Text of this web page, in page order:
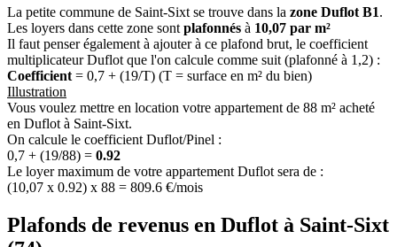
La petite commune de Saint-Sixt se trouve dans la zone Duflot B1.
Les loyers dans cette zone sont plafonnés à 10,07 par m²
Il faut penser également à ajouter à ce plafond brut, le coefficient
multiplicateur Duflot que l'on calcule comme suit (plafonné à 1,2) :
Coefficient = 0,7 + (19/T) (T = surface en m² du bien)
Illustration
Vous voulez mettre en location votre appartement de 88 m² acheté
en Duflot à Saint-Sixt.
On calcule le coefficient Duflot/Pinel :
0,7 + (19/88) = 0.92
Le loyer maximum de votre appartement Duflot sera de :
(10,07 x 0.92) x 88 = 809.6 €/mois
Plafonds de revenus en Duflot à Saint-Sixt